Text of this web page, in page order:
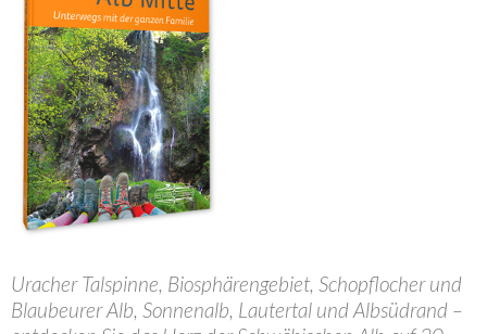
Uracher Talspinne, Biosphärengebiet, Schopflocher und
Blaubeurer Alb, Sonnenalb, Lautertal und Albsüdrand –